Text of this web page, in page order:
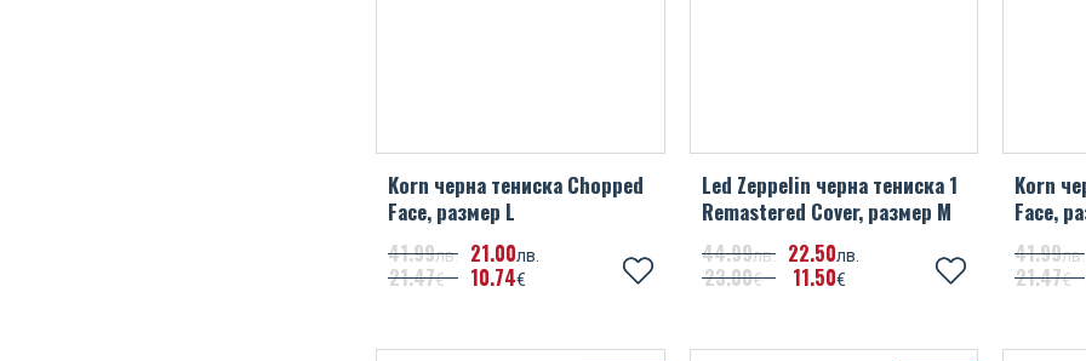
Korn черна тениска Chopped
Face, размер L
4199лв.
2147€
21 00лв.
10 74€
Led Zeppelin черна тениска 1
Remastered Cover, размер M
4499лв.
2300€
2250лв.
1150€
Korn
Face,
4199лв.
2147€